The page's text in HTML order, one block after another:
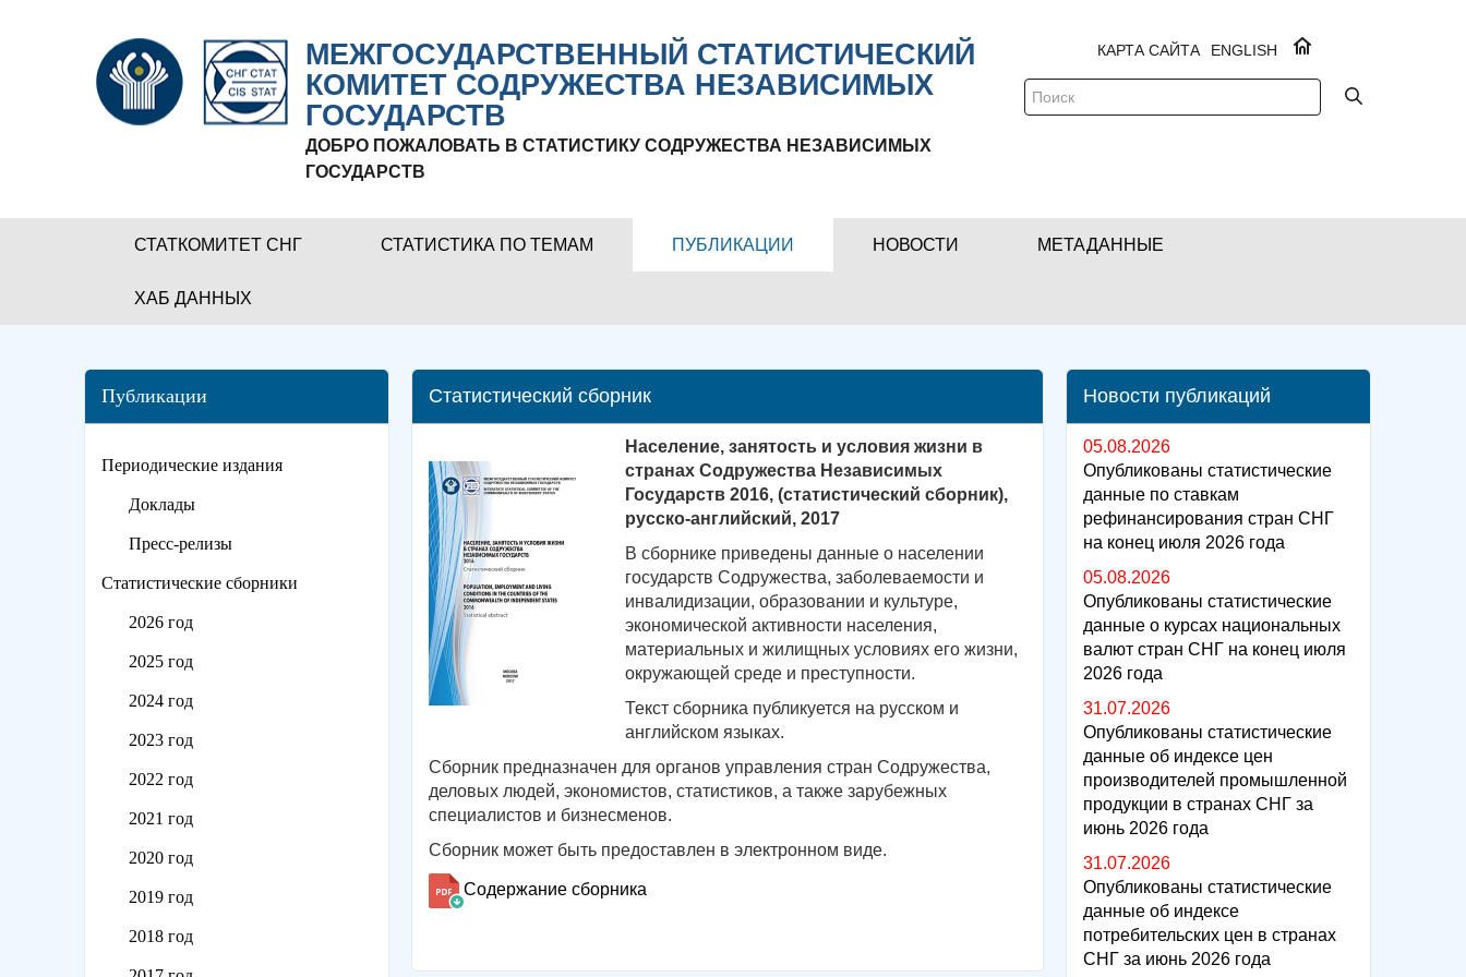
МЕЖГОСУДАРСТВЕННЫЙ СТАТИСТИЧЕСКИЙ
КОМИТЕТ СОДРУЖЕСТВА НЕЗАВИСИМЫХ
ГОСУДАРСТВ
ДОБРО ПОЖАЛОВАТЬ В СТАТИСТИКУ СОДРУЖЕСТВА НЕЗАВИСИМЫХ
ГОСУДАРСТВ
ENGLISH
КАРТА САЙТА
СТАТКОМИТЕТ СНГ СТАТИСТИКА ПО ТЕМАМ ПУБЛИКАЦИИ НОВОСТИ МЕТАДАННЫЕ
ХАБ ДАННЫХ
Публикации
Периодические издания
Доклады
Пресс-релизы
Статистические сборники
2026 год
2025 год
2024 год
2023 год
2022 год
2021 год
2020 год
2019 год
2018 год
Статистический сборник
Население, занятость и условия жизни в
странах Содружества Независимых
Государств 2016, (статистический сборник),
русско-английский, 2017
В сборнике приведены данные о населении
государств Содружества, заболеваемости и
инвалидизации, образовании и культуре,
экономической активности населения,
материальных и жилищных условиях его жизни,
окружающей среде и преступности.
Текст сборника публикуется на русском и
английском языках.
Сборник предназначен для органов управления стран Содружества,
деловых людей, экономистов, статистиков, а также зарубежных
специалистов и бизнесменов.
Сборник может быть предоставлен в электронном виде.
Содержание сборника
Новости публикаций
05.08.2026
Опубликованы статистические
данные по ставкам
рефинансирования стран СНГ
на конец июля 2026 года
05.08.2026
Опубликованы статистические
данные о курсах национальных
валют стран СНГ на конец июля
2026 года
31.07.2026
Опубликованы статистические
данные об индексе цен
производителей промышленной
продукции в странах СНГ за
июнь 2026 года
31.07.2026
Опубликованы статистические
данные об индексе
потребительских цен в странах
СНГ за июнь 2026 года